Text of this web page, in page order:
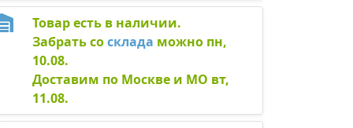
Товар есть в наличии.
Забрать сосклада можно пн,
10.08.
Доставим по Москве и МО вт,
11.08.